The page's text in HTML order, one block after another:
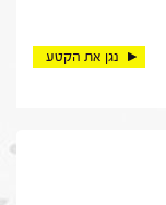
נגן את הקטע